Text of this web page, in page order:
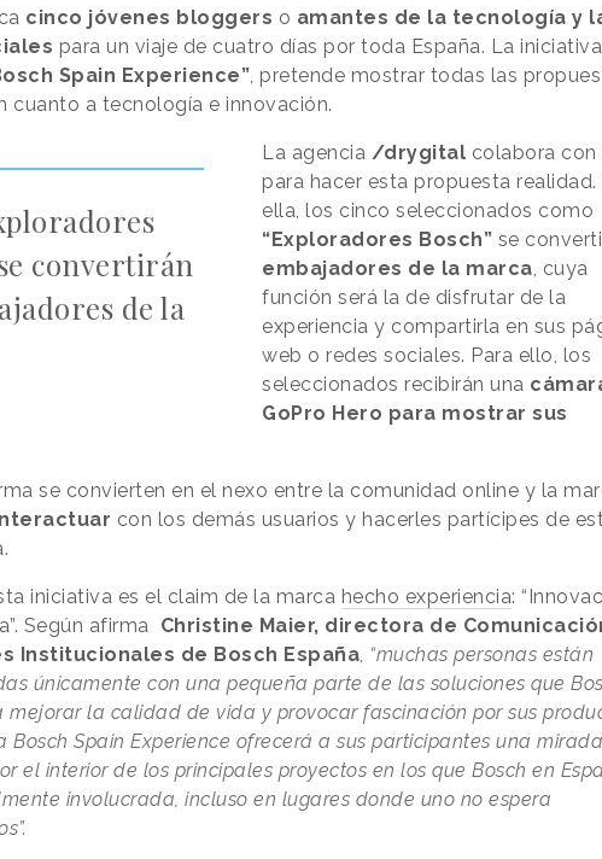
cinco jóvenes bloggers o amantes de la tecnología y
para un viaje de cuatro días por toda España. La iniciativa,
Spain Experience” , pretende mostrar todas las
cuanto a tecnología e innovación.
convertirán
de la
La agencia /drygital colabora con
para hacer esta propuesta realidad.
ella, los cinco seleccionados como
“Exploradores Bosch” se
embajadores de la marca , cuya
función será la de disfrutar de la
experiencia y compartirla en sus
web o redes sociales. Para ello, los
seleccionados recibirán una
GoPro Hero para mostrar sus
se convierten en el nexo entre la comunidad online y la
con los demás usuarios y hacerles partícipes de
iniciativa es el claim de la marca hecho experiencia:
Según afirma Christine Maier, directora de
Institucionales de Bosch España “muchas personas están
únicamente con una pequeña parte de las soluciones que
mejorar la calidad de vida y provocar fascinación por sus
Bosch Spain Experience ofrecerá a sus participantes una mirada
el interior de los principales proyectos en los que Bosch en
involucrada, incluso en lugares donde uno no espera